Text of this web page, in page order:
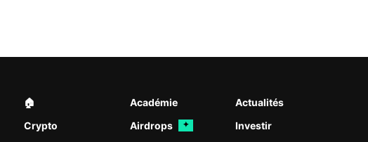
🏠︎ Académie
Actualités
Crypto
Airdrops ✦
Investir